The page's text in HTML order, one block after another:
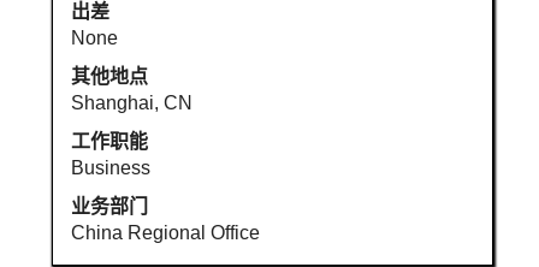
出差
None
其他地点
Shanghai, CN
工作职能
Business
业务部门
China Regional Office
以
查
看
职
信
息
的
完